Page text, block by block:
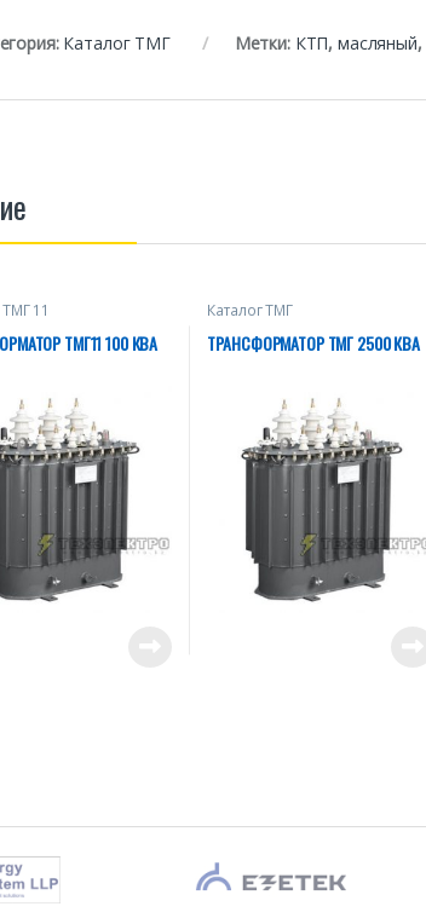
Каталог ТМГ Метки: КТП,масляный,
11
ТМГ11 100 КВА
Каталог ТМГ
ТРАНСФОРМАТОР ТМГ 2500 КВА